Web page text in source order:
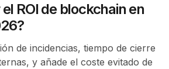
ROI de blockchain en
de incidencias, tiempo de cierre
y añade el coste evitado de